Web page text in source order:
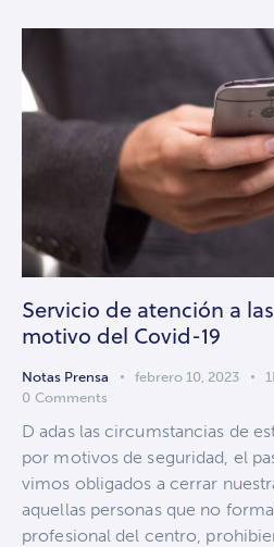
Servicio de atención a
motivo del Covid-19
Notas Prensa febrero 10, 2023
0 Comments
D adas las circumstancias de
por motivos de seguridad, el
vimos obligados a cerrar
aquellas personas que no
profesional del centro,